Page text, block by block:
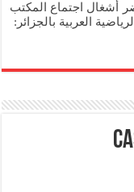
أشغال اجتماع المكتب
العربية بالجزائر: